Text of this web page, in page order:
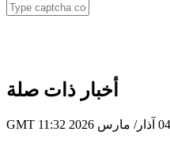
أخبار ذات صلة